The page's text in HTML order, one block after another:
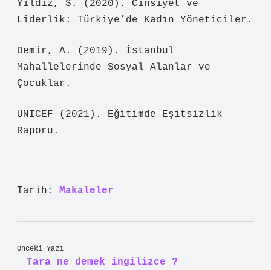
Yıldız, S. (2020). Cinsiyet ve
Liderlik: Türkiye’de Kadın Yöneticiler.
Demir, A. (2019). İstanbul
Mahallelerinde Sosyal Alanlar ve
Çocuklar.
UNICEF (2021). Eğitimde Eşitsizlik
Raporu.
Tarih: Makaleler
Önceki Yazı
Tara ne demek ingilizce ?